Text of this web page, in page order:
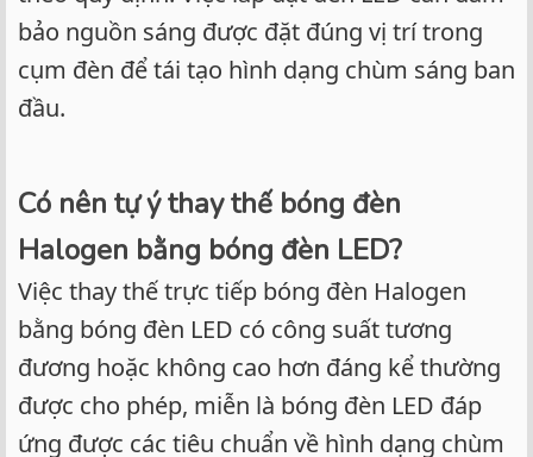
bảo nguồn sáng được đặt đúng vị trí trong
cụm đèn để tái tạo hình dạng chùm sáng ban
đầu.
Có nên tự ý thay thế bóng đèn
Halogen bằng bóng đèn LED?
Việc thay thế trực tiếp bóng đèn Halogen
bằng bóng đèn LED có công suất tương
đương hoặc không cao hơn đáng kể thường
được cho phép, miễn là bóng đèn LED đáp
ứng được các tiêu chuẩn về hình dạng chùm